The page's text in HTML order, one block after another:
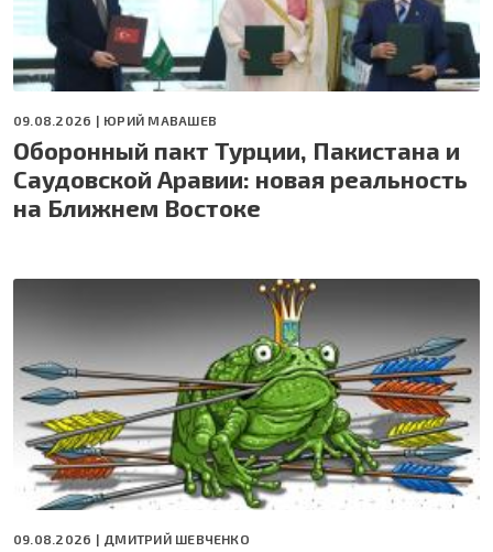
09.08.2026 | ЮРИЙ МАВАШЕВ
Оборонный пакт Турции, Пакистана и
Саудовской Аравии: новая реальность
на Ближнем Востоке
09.08.2026 | ДМИТРИЙ ШЕВЧЕНКО